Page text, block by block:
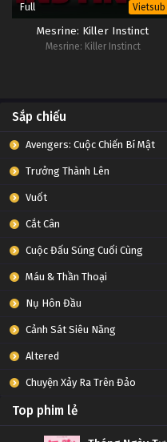
Thôn Tính
Thôn Tính
Tập 6
Thôn Tính
Thôn Tính
Tập 2
Full Vietsub
Mesrine: Killer Instinct
Mesrine: Killer Instinct
Sắp chiếu
Avengers: Cuộc Chiến Bí Mật
Trưởng Thành Lên
Vuốt
Cắt Cân
Cuộc Đấu Súng Cuối Cùng
Máu & Thần Thoại
Nụ Hôn Đầu
Cảnh Sát Siêu Năng
Altered
Chuyện Xảy Ra Trên Đảo
Top phim lẻ